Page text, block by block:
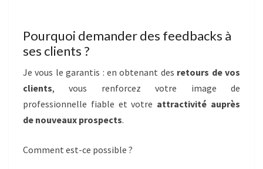
Pourquoi demander des feedbacks à
ses clients ?
Je vous le garantis : en obtenant des retours de vos
clients, vous renforcez votre image de
professionnelle fiable et votre attractivité auprès
de nouveaux prospects.
Comment est-ce possible ?